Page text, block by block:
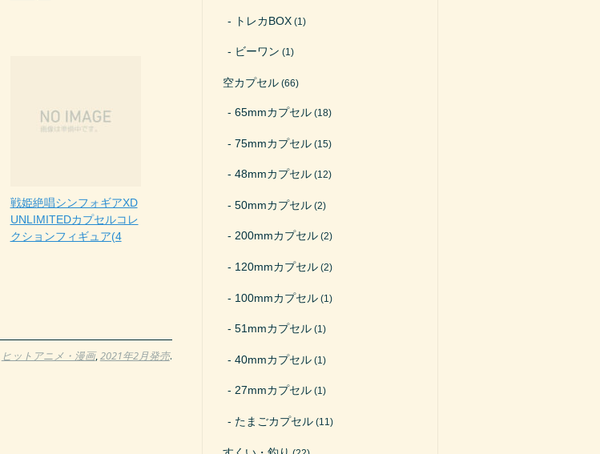
戦姫絶唱シンフォギアXD
UNLIMITEDカプセルコレ
クションフィギュア(4
ヒットアニメ・漫画,2021年2月発売.
トレカBOX (1)
ビーワン (1)
空カプセル (66)
65mmカプセル (18)
75mmカプセル (15)
48mmカプセル (12)
50mmカプセル (2)
200mmカプセル (2)
120mmカプセル (2)
100mmカプセル (1)
51mmカプセル (1)
40mmカプセル (1)
27mmカプセル (1)
たまごカプセル (11)